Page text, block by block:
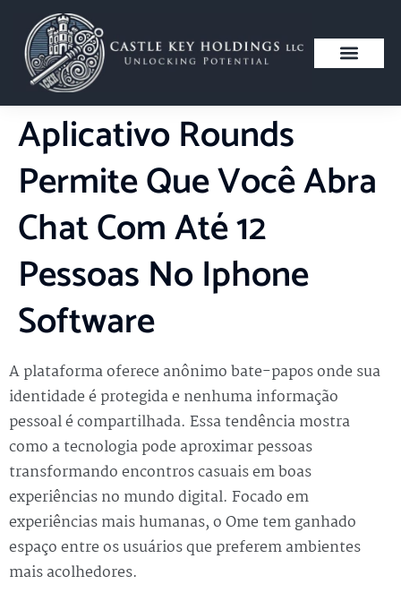
Aplicativo Rounds
Permite Que Você Abra
Chat Com Até 12
Pessoas No Iphone
Software
A plataforma oferece anônimo bate-papos onde sua
identidade é protegida e nenhuma informação
pessoal é compartilhada. Essa tendência mostra
como a tecnologia pode aproximar pessoas
transformando encontros casuais em boas
experiências no mundo digital. Focado em
experiências mais humanas, o Ome tem ganhado
espaço entre os usuários que preferem ambientes
mais acolhedores.